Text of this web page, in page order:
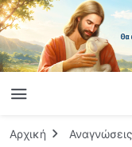
Αρχική Αναγνώσεις